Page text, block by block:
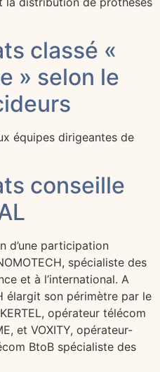
classé «
» selon le
équipes dirigeantes de
conseille
d’une participation
spécialiste des
et à l’international. A
élargit son périmètre par le
opérateur télécom
et VOXITY, opérateur-
BtoB spécialiste des